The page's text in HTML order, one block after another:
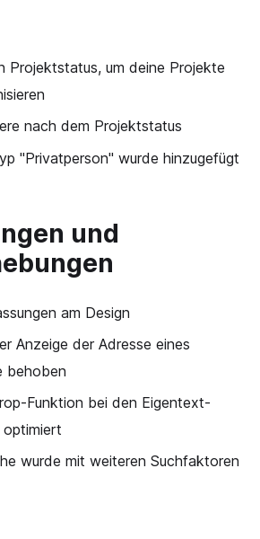
Projektstatus, um deine Projekte
nach dem Projektstatus
"Privatperson" wurde hinzugefügt
und
am Design
Anzeige der Adresse eines
behoben
Funktion bei den Eigentext-
wurde mit weiteren Suchfaktoren